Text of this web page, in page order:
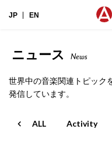
JP EN
ニュース News
世界中の音楽関連トピック
発信しています。
ALL Activity